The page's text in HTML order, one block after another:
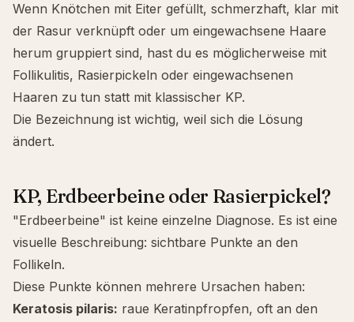
Wenn Knötchen mit Eiter gefüllt, schmerzhaft, klar mit
der Rasur verknüpft oder um eingewachsene Haare
herum gruppiert sind, hast du es möglicherweise mit
Follikulitis, Rasierpickeln oder eingewachsenen
Haaren zu tun statt mit klassischer KP.
Die Bezeichnung ist wichtig, weil sich die Lösung
ändert.
KP, Erdbeerbeine oder Rasierpickel?
"Erdbeerbeine" ist keine einzelne Diagnose. Es ist eine
visuelle Beschreibung: sichtbare Punkte an den
Follikeln.
Diese Punkte können mehrere Ursachen haben:
Keratosis pilaris: raue Keratinpfropfen, oft an den